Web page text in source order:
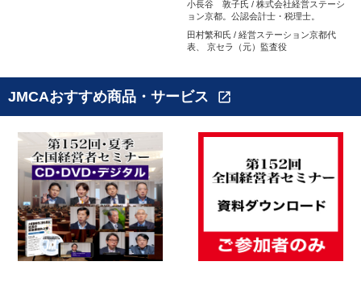
小長谷 敦子氏 / 株式会社経営ステーシ
ョン京都。公認会計士・税理士。
田村繁和氏 / 経営ステーション京都代
表、 京セラ（元）監査役
JMCAおすすめ商品・サービス open_in_new